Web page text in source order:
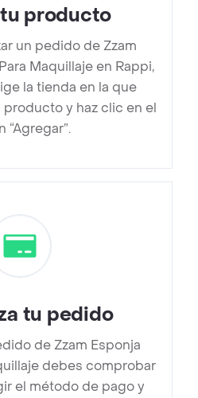
producto
un pedido de Zzam
Maquillaje en Rappi,
la tienda en la que
y haz clic en el
“Agregar”.
tu pedido
de Zzam Esponja
debes comprobar
el método de pago y